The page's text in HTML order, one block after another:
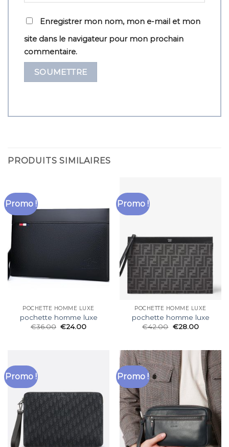
Enregistrer mon nom, mon e-mail et mon
site dans le navigateur pour mon prochain
commentaire.
PRODUITS SIMILAIRES
Promo !
POCHETTE HOMME LUXE
pochette homme luxe
€36.00 €24.00
Promo !
POCHETTE HOMME LUXE
pochette homme luxe
€42.00 €28.00
Promo ! Promo !